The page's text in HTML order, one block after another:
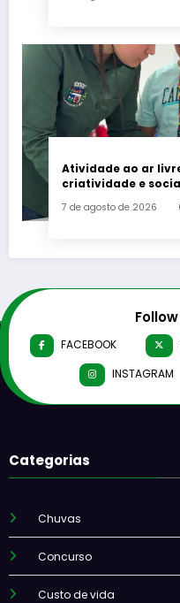
Atividade ao ar
criatividade e
7 de agosto de 2026
FACEBOOK
INSTAGRAM
Categorias
Chuvas
Concurso
Custo de vida